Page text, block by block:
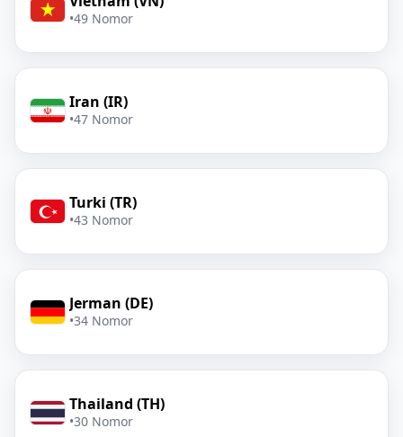
•49 Nomor
Iran (IR)
•47 Nomor
Turki (TR)
•43 Nomor
Jerman (DE)
•34 Nomor
Thailand (TH)
•30 Nomor